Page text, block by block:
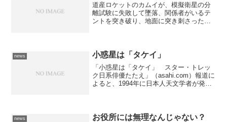
道産ロケットのカムイが、模擬衛星の分
離試験に失敗して墜落、関係者がいるテ
ントを突き破り、地面に突き刺さったそ
擬衛星の分離に失敗した上...
news 小惑星は「タケイ」
「小惑星は「タケイ」 スター・トレッ
ク日系俳優たたえ」（asahi.com）報道に
よると、1994年に日本人天文学者が発見
ジ・...
news お役所には無理なんじゃない？